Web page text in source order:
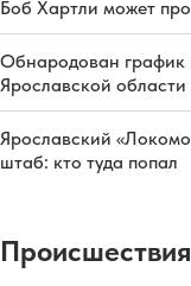
Боб Хартли может
Обнародован график
Ярославской области
Ярославский
штаб: кто туда попал
Происшествия